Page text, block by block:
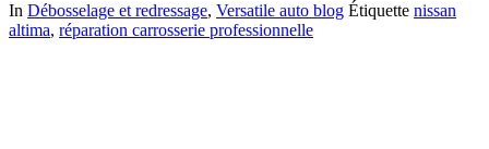
In Débosselage et redressage, Versatile auto blog Étiquette nissan
altima, réparation carrosserie professionnelle